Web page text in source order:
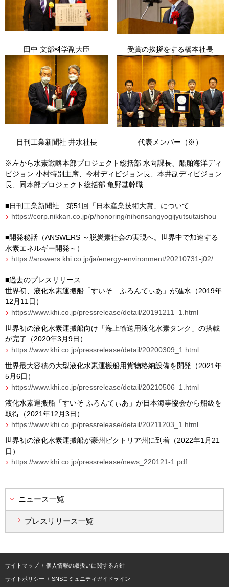
田中 文部科学副大臣 受賞の挨拶をする橋本社長
日刊工業新聞社 井水社長 代表メンバー（※）
※左から水素戦略本部プロジェクト総括部 水向課長、船舶海洋ディ
ビジョン 小村特別主席、今村ディビジョン長、本井副ディビジョン
長、同本部プロジェクト総括部 亀野基幹職
■日刊工業新聞社 第51 回「日本産業技術大賞」について
https://corp.nikkan.co.jp/p/honoring/nihonsangyogijyutsutaishou
■開発秘話（ANSWERS ～脱炭素社会の実現へ。世界中で加速する
水素エネルギー開発～）
https://answers.khi.co.jp/ja/energy-environment/20210731-j02/
■過去のプレスリリース
世界初、液化水素運搬船「すいそ ふろんてぃあ」が進水（2019年
12 月 11 日）
https://www.khi.co.jp/pressrelease/detail/20191211_1.html
世界初の液化水素運搬船向け「海上輸送用液化水素タンク」の搭載
が完了（2020年3 月9日）
https://www.khi.co.jp/pressrelease/detail/20200309_1.html
世界最大容積の大型液化水素運搬船用貨物格納設備を開発（2021年
5月6日）
https://www.khi.co.jp/pressrelease/detail/20210506_1.html
液化水素運搬船「すいそ ふろんてぃあ」が日本海事協会から船級を
取得（2021年12 月3日）
https://www.khi.co.jp/pressrelease/detail/20211203_1.html
世界初の液化水素運搬船が豪州ビクトリア州に到着（2022年1 月 21
日）
https://www.khi.co.jp/pressrelease/news_220121-1.pdf
ニュース一覧
プレスリリース一覧
サイトマップ 個人情報の取扱いに関する方針
サイトポリシー SNSコミュニティガイドライン